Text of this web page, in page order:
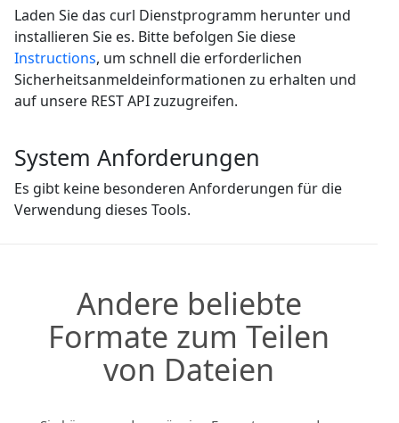
Laden Sie das curl Dienstprogramm herunter und
installieren Sie es. Bitte befolgen Sie diese
Instructions, um schnell die erforderlichen
Sicherheitsanmeldeinformationen zu erhalten und
auf unsere REST API zuzugreifen.
System Anforderungen
Es gibt keine besonderen Anforderungen für die
Verwendung dieses Tools.
Andere beliebte
Formate zum Teilen
von Dateien